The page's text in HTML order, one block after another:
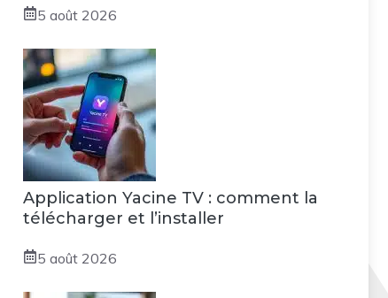
5 août 2026
Application Yacine TV : comment la
télécharger et l’installer
5 août 2026